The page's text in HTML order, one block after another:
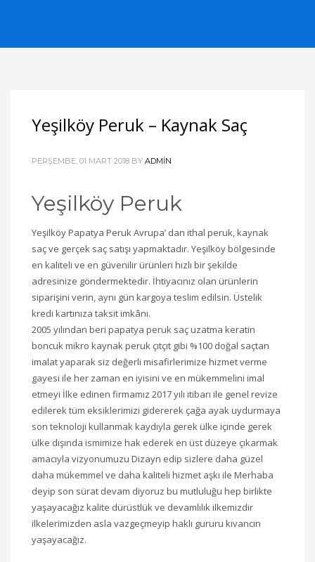
Yeşilköy Peruk – Kaynak Saç
PERŞEMBE, 01 MART 2018 BY ADMIN
Yeşilköy Peruk
Yeşilköy Papatya Peruk Avrupa’ dan ithal peruk, kaynak
saç ve gerçek saç satışı yapmaktadır. Yeşilköy bölgesinde
en kaliteli ve en güvenilir ürünleri hızlı bir şekilde
adresinize göndermektedir. İhtiyacınız olan ürünlerin
siparişini verin, aynı gün kargoya teslim edilsin. Üstelik
kredi kartınıza taksit imkânı.
2005 yılından beri papatya peruk saç uzatma keratin
boncuk mikro kaynak peruk çıtçıt gibi %100 doğal saçtan
imalat yaparak siz değerli misafirlerimize hizmet verme
gayesi ile her zaman en iyisini ve en mükemmelini imal
etmeyi İlke edinen firmamız 2017 yılı itibarı ile genel revize
edilerek tüm eksiklerimizi gidererek çağa ayak uydurmaya
son teknoloji kullanmak kaydıyla gerek ülke içinde gerek
ülke dışında ismimize hak ederek en üst düzeye çıkarmak
amacıyla vizyonumuzu Dizayn edip sizlere daha güzel
daha mükemmel ve daha kaliteli hizmet aşkı ile Merhaba
deyip son sürat devam diyoruz bu mutluluğu hep birlikte
yaşayacağız kalite dürüstlük ve devamlılık ilkemizdir
ilkelerimizden asla vazgeçmeyip haklı gururu kıvancın
yaşayacağız.